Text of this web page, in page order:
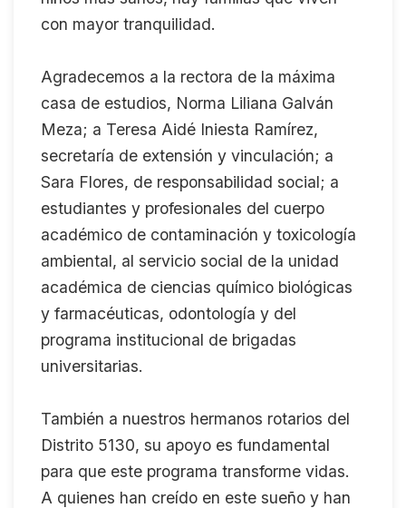
con mayor tranquilidad.
Agradecemos a la rectora de la máxima
casa de estudios, Norma Liliana Galván
Meza; a Teresa Aidé Iniesta Ramírez,
secretaría de extensión y vinculación; a
Sara Flores, de responsabilidad social; a
estudiantes y profesionales del cuerpo
académico de contaminación y toxicología
ambiental, al servicio social de la unidad
académica de ciencias químico biológicas
y farmacéuticas, odontología y del
programa institucional de brigadas
universitarias.
También a nuestros hermanos rotarios del
Distrito 5130, su apoyo es fundamental
para que este programa transforme vidas.
A quienes han creído en este sueño y han